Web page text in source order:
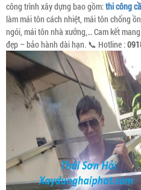
công trình xây dựng bao gồm:thi công
làm mái tôn cách nhiệt, mái tôn chống
ngói, mái tôn nhà xưởng,… Cam kết
đẹp – bảo hành dài hạn. 📞 Hotline :